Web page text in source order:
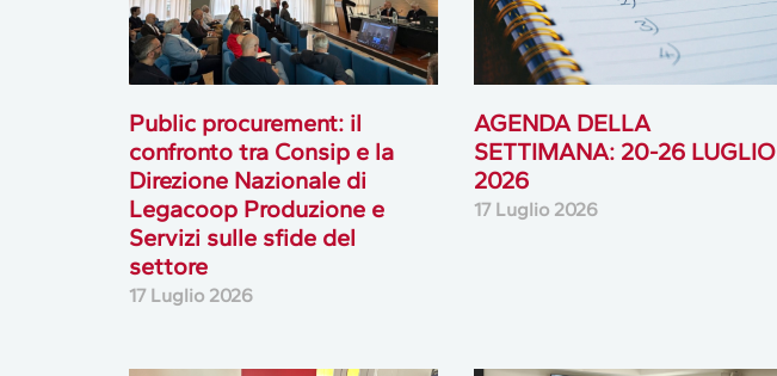
Public procurement: il
confronto tra Consip e la
Direzione Nazionale di
Legacoop Produzione e
Servizi sulle sfide del
settore
17 Luglio 2026
AGENDA DELLA
SETTIMANA: 20-26 LUGLIO
2026
17 Luglio 2026